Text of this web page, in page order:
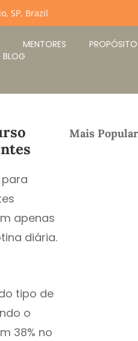
SP, Brazil
MENTORES PROPÓSITO
BLOG
para
apenas
diária.
tipo de
o
38% no
Mais